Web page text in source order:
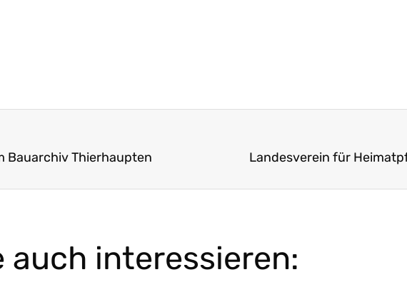
Bauarchiv Thierhaupten
auch interessieren: